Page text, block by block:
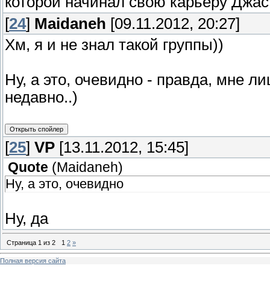
[24] Maidaneh [09.11.2012, 20:27]
Хм, я и не знал такой группы))
Ну, а это, очевидно - правда, мне
недавно..)
[25] VP [13.11.2012, 15:45]
Quote (Maidaneh)
Ну, а это, очевидно
Ну, да
Страница 1 из 2 1 2 »
Полная версия сайта